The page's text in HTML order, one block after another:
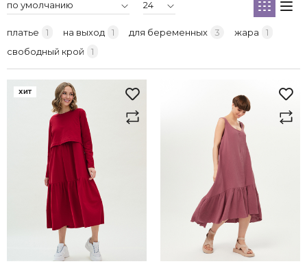
платье 1 на выход 1 для беременных 3 жара
1
свободный крой
1
ХИТ